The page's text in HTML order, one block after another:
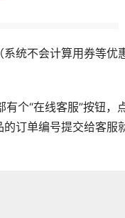
统不会计算用券等优
个“在线客服”按钮，
订单编号提交给客服